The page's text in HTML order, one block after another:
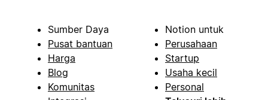
Sumber Daya
Pusat bantuan
Harga
Blog
Komunitas
Notion untuk
Perusahaan
Startup
Usaha kecil
Personal